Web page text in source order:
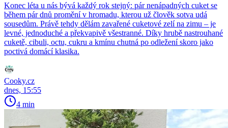
Konec léta u nás bývá každý rok stejný: pár nenápadných cuket se
během pár dnů promění v hromadu, kterou už člověk sotva udá
sousedům. Právě tehdy dělám zavařené cuketové zelí na zimu – je
levné, jednoduché a překvapivě všestranné. Díky hrubě nastrouhané
cuketě, cibuli, octu, cukru a kmínu chutná po odležení skoro jako
poctivá domácí klasika.
Cooky.cz
dnes, 15:55
4 min